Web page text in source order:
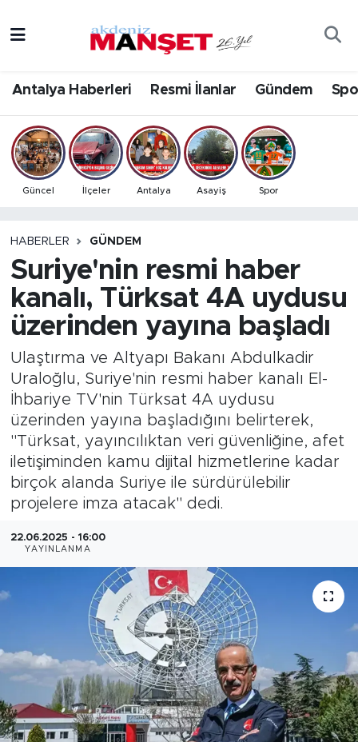
Antalya Haberleri Resmi İlanlar Gündem
Güncel İlçeler Antalya Asayiş Spor
HABERLER GÜNDEM
Suriye'nin resmi haber
kanalı, Türksat 4A uydusu
üzerinden yayına başladı
Ulaştırma ve Altyapı Bakanı Abdulkadir
Uraloğlu, Suriye'nin resmi haber kanalı El-
İhbariye TV'nin Türksat 4A uydusu
üzerinden yayına başladığını belirterek,
"Türksat, yayıncılıktan veri güvenliğine, afet
iletişiminden kamu dijital hizmetlerine kadar
birçok alanda Suriye ile sürdürülebilir
projelere imza atacak" dedi.
22.06.2025 - 16:00
YAYINLANMA
Bilim & Teknoloji
Eğitim
Ekonomi
Gündem
İlçeler
Magazin
Özel Haber
Politika
Resmi İlanlar
Sağlık
Turizm
Antalya Hava Durumu
Antalya Namaz Vakitleri
Antalya Trafik Yoğunluk Haritası
Tüm Manşetler
Son Dakika Haberleri